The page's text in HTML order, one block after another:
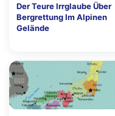
Der Teure Irrglaube Über
Bergrettung Im Alpinen
Gelände